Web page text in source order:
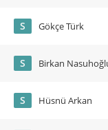
S Gökçe Türk
S Birkan
S Hüsnü Arkan